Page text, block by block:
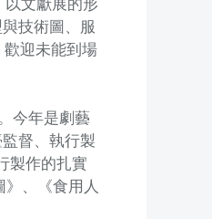
以文獻展的形
技術圖、服
迎未能到場
今年是劇藝
督、執行製
製作的扎實
、《食用人